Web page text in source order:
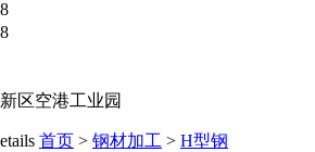
区空港工业园
首页 > 钢材加工 > H型钢